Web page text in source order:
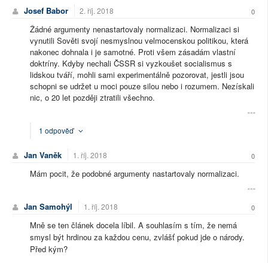
Josef Babor 2. říj. 2018 0
Žádné argumenty nenastartovaly normalizaci. Normalizaci si
vynutili Sověti svojí nesmyslnou velmocenskou politikou, která
nakonec dohnala i je samotné. Proti všem zásadám vlastní
doktríny. Kdyby nechali ČSSR si vyzkoušet socialismus s
lidskou tváří, mohli sami experimentálně pozorovat, jestli jsou
schopni se udržet u moci pouze silou nebo i rozumem. Nezískali
nic, o 20 let později ztratili všechno.
1 odpověď
Jan Vaněk 1. říj. 2018 0
Mám pocit, že podobné argumenty nastartovaly normalizaci.
Jan Samohýl 1. říj. 2018 0
Mně se ten článek docela líbil. A souhlasím s tím, že nemá
smysl být hrdinou za každou cenu, zvlášť pokud jde o národy.
Před kým?